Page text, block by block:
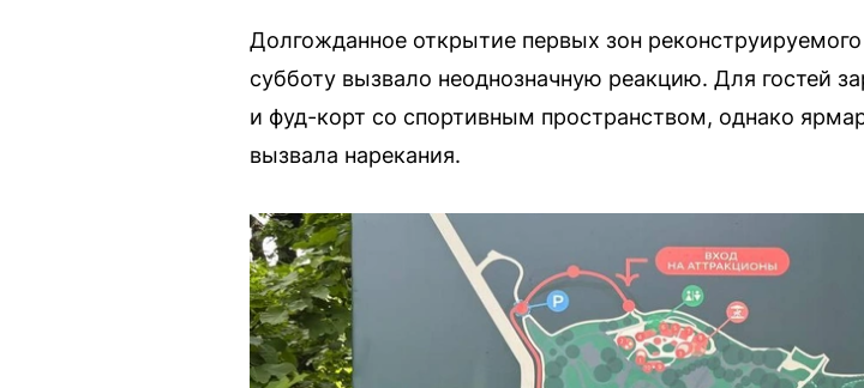
Долгожданное открытие первых зон
субботу вызвало неоднозначную реакцию. Для гостей
и фуд-корт со спортивным пространством, однако
вызвала нарекания.